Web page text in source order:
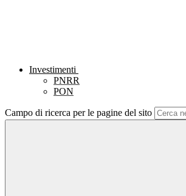
Investimenti
PNRR
PON
Campo di ricerca per le pagine del sito